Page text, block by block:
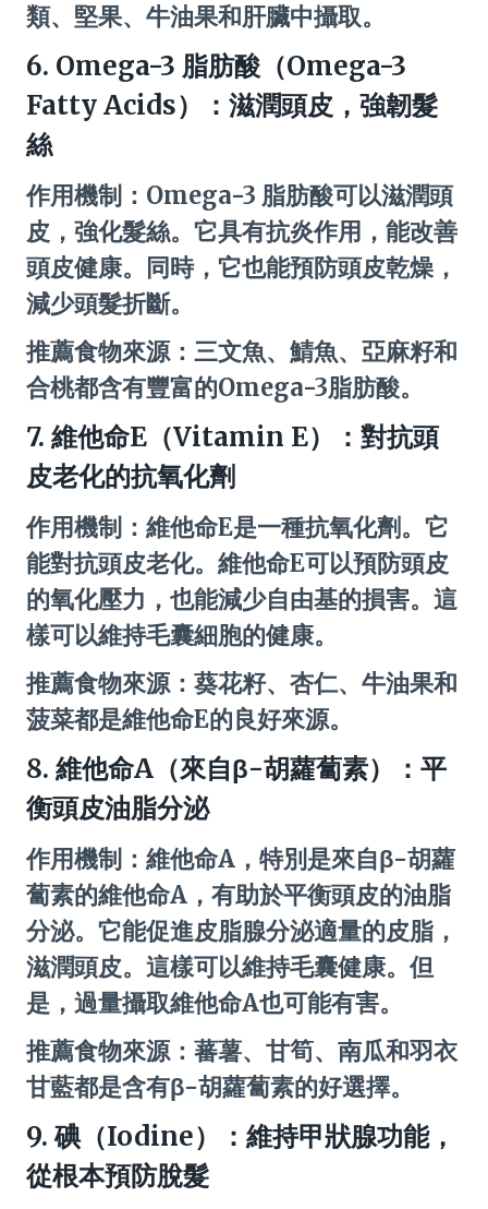
類、堅果、牛油果和肝臟中攝取。
6. Omega-3 脂肪酸（Omega-3
Fatty Acids）：滋潤頭皮，強韌髮
絲
作用機制：Omega-3 脂肪酸可以滋潤頭
皮，強化髮絲。它具有抗炎作用，能改善
頭皮健康。同時，它也能預防頭皮乾燥，
減少頭髮折斷。
推薦食物來源：三文魚、鯖魚、亞麻籽和
合桃都含有豐富的Omega-3脂肪酸。
7. 維他命E（Vitamin E）：對抗頭
皮老化的抗氧化劑
作用機制：維他命E是一種抗氧化劑。它
能對抗頭皮老化。維他命E可以預防頭皮
的氧化壓力，也能減少自由基的損害。這
樣可以維持毛囊細胞的健康。
推薦食物來源：葵花籽、杏仁、牛油果和
菠菜都是維他命E的良好來源。
8. 維他命A（來自β-胡蘿蔔素）：平
衡頭皮油脂分泌
作用機制：維他命A，特別是來自β-胡蘿
蔔素的維他命A，有助於平衡頭皮的油脂
分泌。它能促進皮脂腺分泌適量的皮脂，
滋潤頭皮。這樣可以維持毛囊健康。但
是，過量攝取維他命A也可能有害。
推薦食物來源：蕃薯、甘筍、南瓜和羽衣
甘藍都是含有β-胡蘿蔔素的好選擇。
9. 碘（Iodine）：維持甲狀腺功能，
從根本預防脫髮